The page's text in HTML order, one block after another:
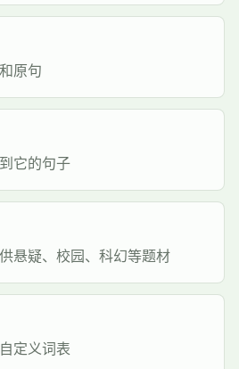
原句
它的句子
悬疑、校园、科幻等题材
定义词表